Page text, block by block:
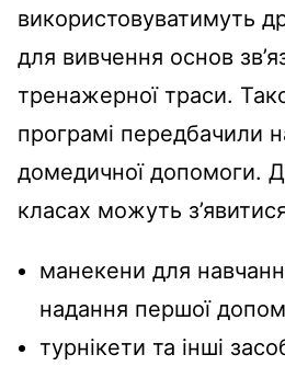
використовуватимуть
для вивчення основ
тренажерної траси.
програмі передбачили
домедичної допомоги.
класах можуть
манекени для
надання першої
турнікети та інші